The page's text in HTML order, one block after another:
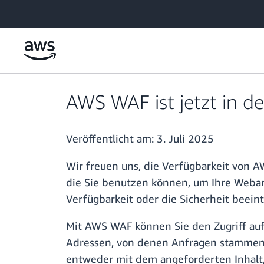
AWS WAF ist jetzt in
Veröffentlicht am: 3. Juli 2025
Wir freuen uns, die Verfügbarkeit von
die Sie benutzen können, um Ihre
Verfügbarkeit oder die Sicherheit
Mit AWS WAF können Sie den Zugriff
Adressen, von denen Anfragen
entweder mit dem angeforderten